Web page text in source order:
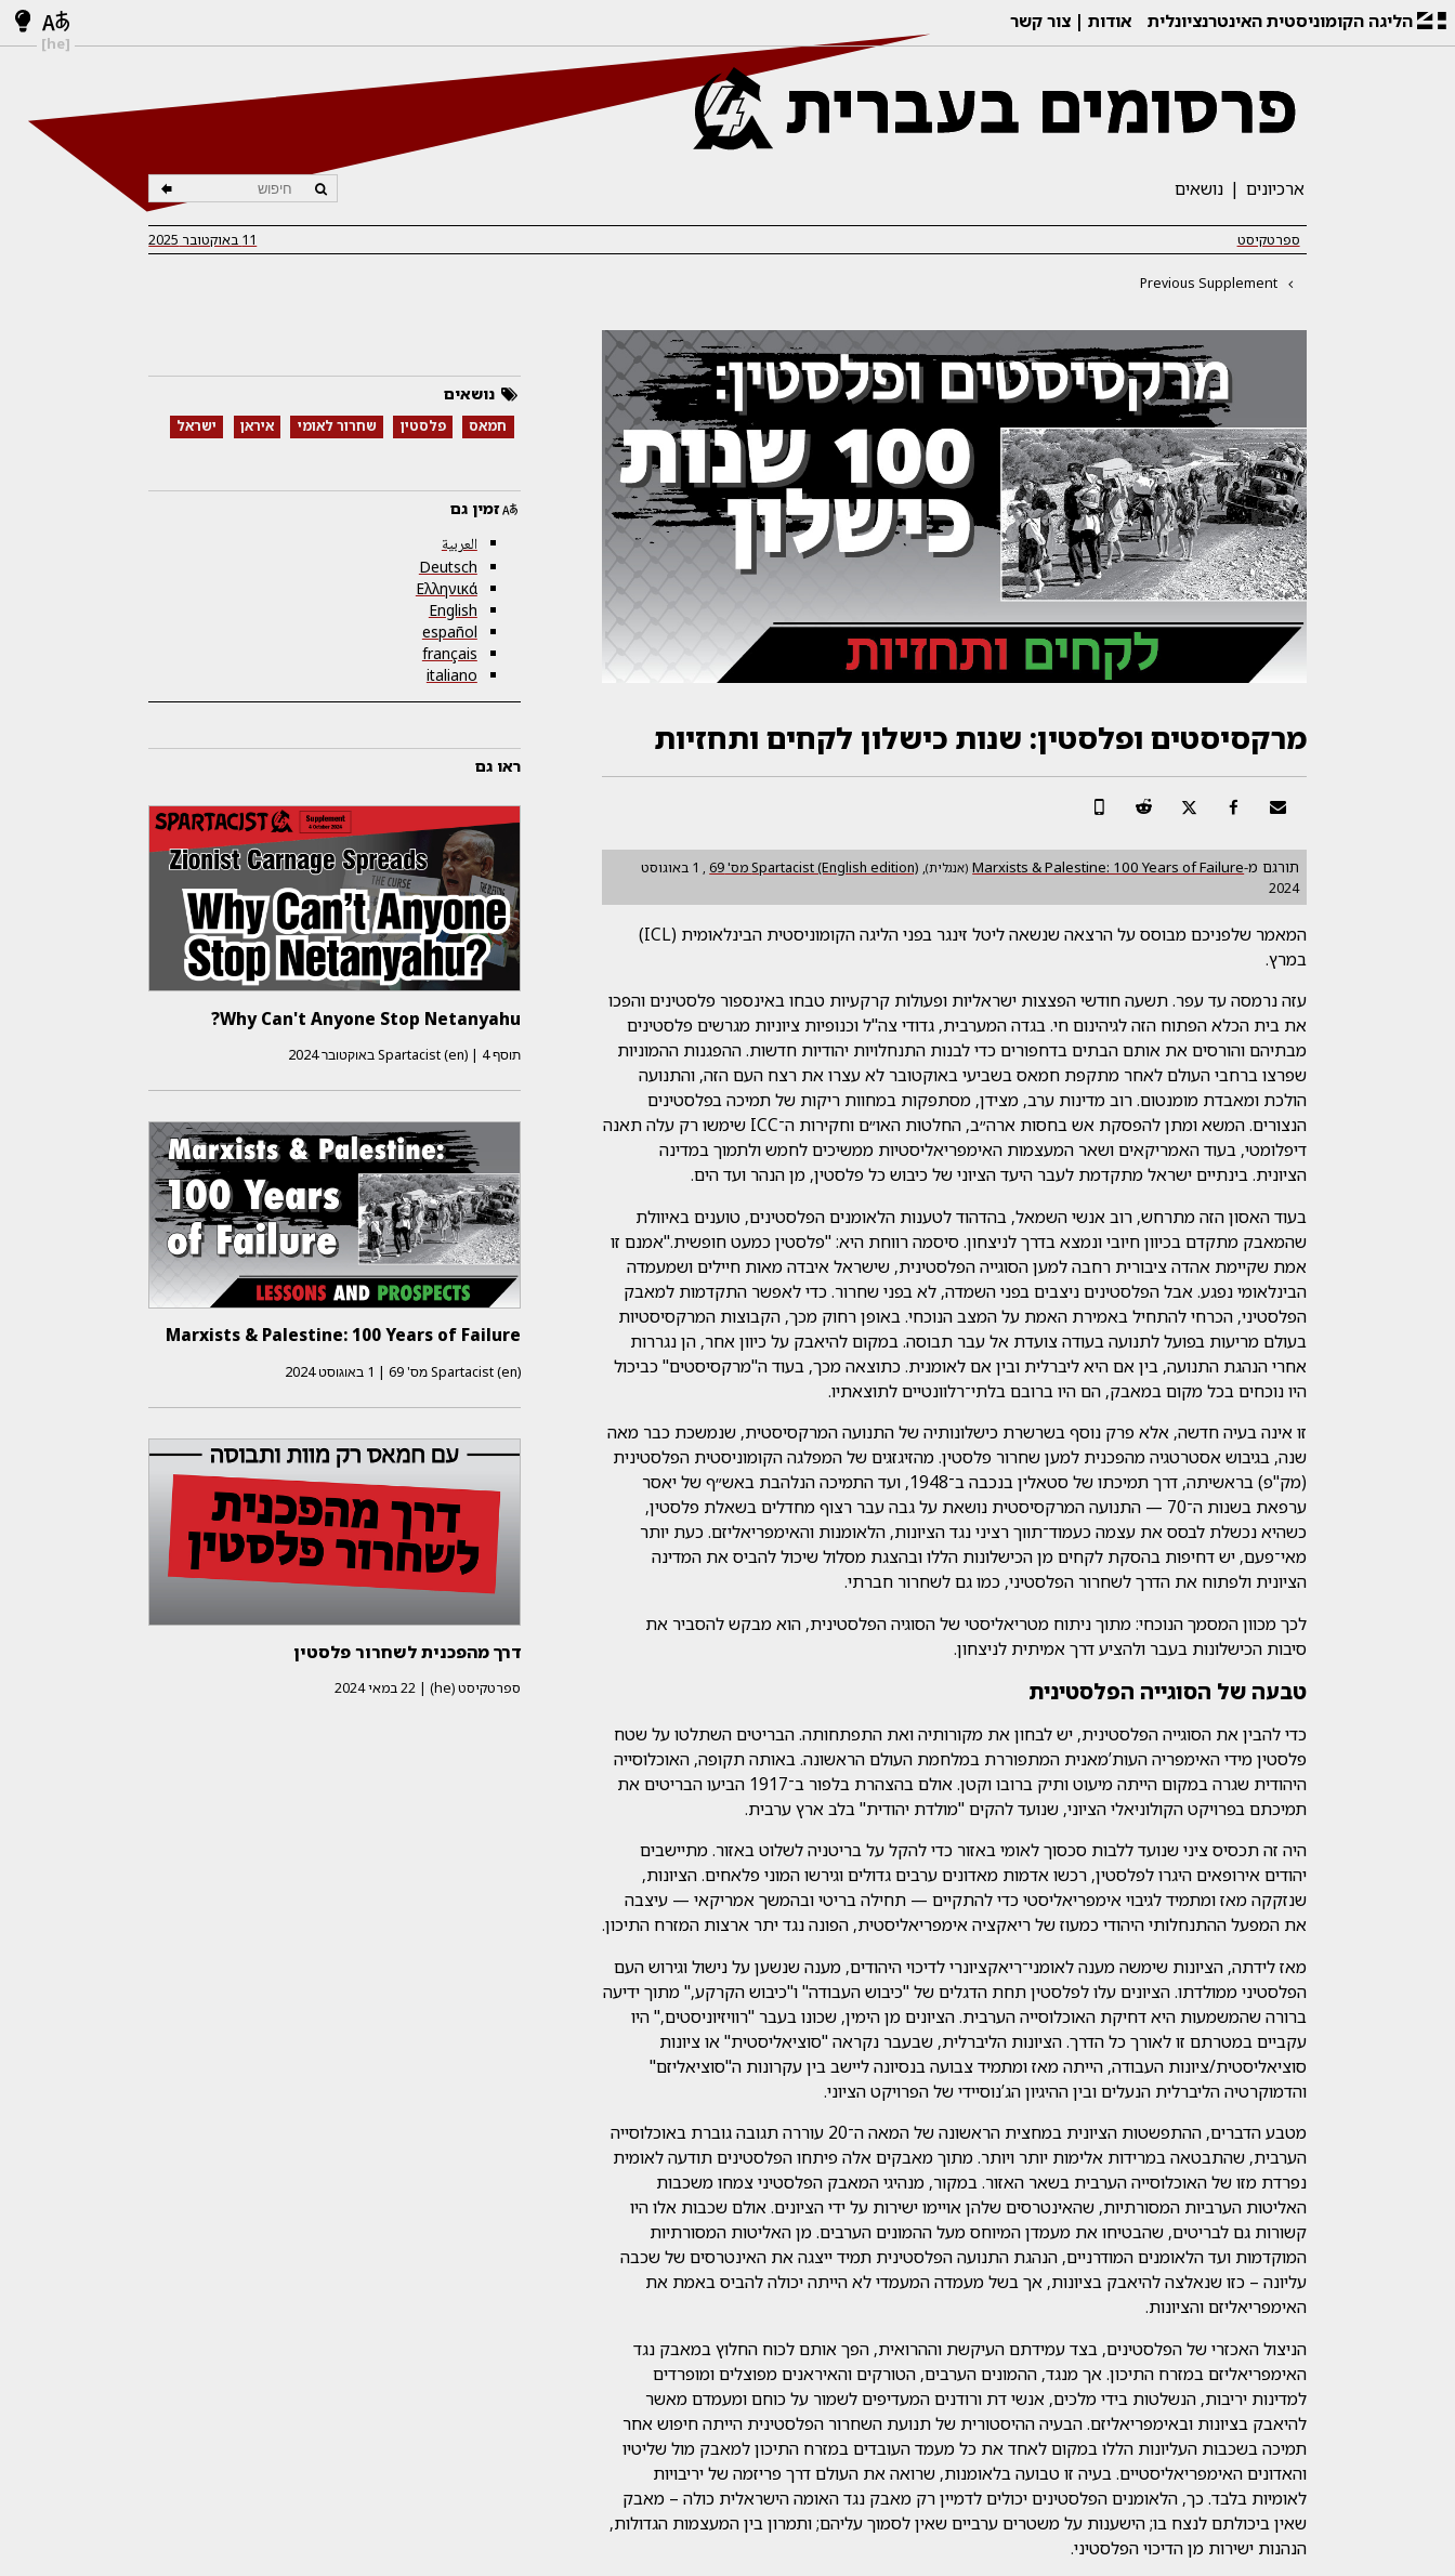
הליגה הקומוניסטית האינטרנציונלית אודות צור קשר
[he]
ארכיונים נושאים
ספרטקיסט 11 באוקטובר 2025
Previous Supplement
מרקסיסטים ופלסטין: שנות כישלון לקחים ותחזיות
תורגם מ-Marxists & Palestine: 100 Years of Failure (אנגלית),
Spartacist (English edition) מס'69
,
1 באוגוסט
2024
המאמר שלפניכם מבוסס על הרצאה שנשאה ליטל זינגר בפני הליגה הקומוניסטית הבינלאומית (ICL)
במרץ.
עזה נרמסה עד עפר. תשעה חודשי הפצצות ישראליות ופעולות קרקעיות טבחו באינספור פלסטינים והפכו
את בית הכלא הפתוח הזה לגיהינום חי. בגדה המערבית, גדודי צה"ל וכנופיות ציוניות מגרשים פלסטינים
מבתיהם והורסים את אותם הבתים בדחפורים כדי לבנות התנחלויות יהודיות חדשות. ההפגנות ההמוניות
שפרצו ברחבי העולם לאחר מתקפת חמאס בשביעי באוקטובר לא עצרו את רצח העם הזה, והתנועה
הולכת ומאבדת מומנטום. רוב מדינות ערב, מצידן, מסתפקות במחוות ריקות של תמיכה בפלסטינים
הנצורים. המשא ומתן להפסקת אש בחסות ארה״ב, החלטות האו״ם וחקירות ה־ICC שימשו רק עלה תאנה
דיפלומטי, בעוד האמריקאים ושאר המעצמות האימפריאליסטיות ממשיכים לחמש ולתמוך במדינה
הציונית. בינתיים ישראל מתקדמת לעבר היעד הציוני של כיבוש כל פלסטין, מן הנהר ועד הים.
בעוד האסון הזה מתרחש, רוב אנשי השמאל, בהדהוד לטענות הלאומנים הפלסטינים, טוענים באיוולת
שהמאבק מתקדם בכיוון חיובי ונמצא בדרך לניצחון. סיסמה רווחת היא: "פלסטין כמעט חופשית."אמנם זו
אמת שקיימת אהדה ציבורית רחבה למען הסוגייה הפלסטינית, שישראל איבדה מאות חיילים ושמעמדה
הבינלאומי נפגע. אבל הפלסטינים ניצבים בפני השמדה, לא בפני שחרור. כדי לאפשר התקדמות למאבק
הפלסטיני, הכרחי להתחיל באמירת האמת על המצב הנוכחי. באופן רחוק מכך, הקבוצות המרקסיסטיות
בעולם מריעות בפועל לתנועה בעודה צועדת אל עבר תבוסה. במקום להיאבק על כיוון אחר, הן נגררות
אחרי הנהגת התנועה, בין אם היא ליברלית ובין אם לאומנית. כתוצאה מכך, בעוד ה"מרקסיסטים" כביכול
היו נוכחים בכל מקום במאבק, הם היו ברובם בלתי־רלוונטיים לתוצאתיו.
זו אינה בעיה חדשה, אלא פרק נוסף בשרשרת כישלונותיה של התנועה המרקסיסטית, שנמשכת כבר מאה
שנה, בגיבוש אסטרטגיה מהפכנית למען שחרור פלסטין. מהזיגזגים של המפלגה הקומוניסטית הפלסטינית
(מק"פ) בראשיתה, דרך תמיכתו של סטאלין בנכבה ב־1948, ועד התמיכה הנלהבת באש״ף של יאסר
ערפאת בשנות ה־70 — התנועה המרקסיסטית נושאת על גבה עבר רצוף מחדלים בשאלת פלסטין,
כשהיא נכשלת לבסס את עצמה כעמוד־תווך רציני נגד הציונות, הלאומנות והאימפריאליזם. כעת יותר
מאי־פעם, יש דחיפות בהסקת לקחים מן הכישלונות הללו ובהצגת מסלול שיכול להביס את המדינה
הציונית ולפתוח את הדרך לשחרור הפלסטיני, כמו גם לשחרור חברתי.
לכך מכוון המסמך הנוכחי: מתוך ניתוח מטריאליסטי של הסוגיה הפלסטינית, הוא מבקש להסביר את
סיבות הכישלונות בעבר ולהציע דרך אמיתית לניצחון.
טבעה של הסוגייה הפלסטינית
כדי להבין את הסוגייה הפלסטינית, יש לבחון את מקורותיה ואת התפתחותה. הבריטים השתלטו על שטח
פלסטין מידי האימפריה העות’מאנית המתפוררת במלחמת העולם הראשונה. באותה תקופה, האוכלוסייה
היהודית שגרה במקום הייתה מיעוט ותיק ברובו וקטן. אולם בהצהרת בלפור ב־1917 הביעו הבריטים את
תמיכתם בפרויקט הקולוניאלי הציוני, שנועד להקים "מולדת יהודית" בלב ארץ ערבית.
היה זה תכסיס ציני שנועד ללבות סכסוך לאומי באזור כדי להקל על בריטניה לשלוט באזור. מתיישבים
יהודים אירופאים היגרו לפלסטין, רכשו אדמות מאדונים ערבים גדולים וגירשו המוני פלאחים. הציונות,
שנזקקה מאז ומתמיד לגיבוי אימפריאליסטי כדי להתקיים — תחילה בריטי ובהמשך אמריקאי — עיצבה
את המפעל ההתנחלותי היהודי כמעוז של ריאקציה אימפריאליסטית, הפונה נגד יתר ארצות המזרח התיכון.
מאז לידתה, הציונות שימשה מענה לאומני־ריאקציונרי לדיכוי היהודים, מענה שנשען על נישול וגירוש העם
הפלסטיני ממולדתו. הציונים עלו לפלסטין תחת הדגלים של "כיבוש העבודה" ו"כיבוש הקרקע," מתוך ידיעה
ברורה שהמשמעות היא דחיקת האוכלוסייה הערבית. הציונים מן הימין, שכונו בעבר "רוויזיוניסטים," היו
עקביים במטרתם זו לאורך כל הדרך. הציונות הליברלית, שבעבר נקראה "סוציאליסטית" או ציונות
סוציאליסטית/ציונות העבודה, הייתה מאז ומתמיד צבועה בנסיונה ליישב בין עקרונות ה"סוציאליזם"
והדמוקרטיה הליברלית הנעלים ובין ההיגיון הג’נוסיידי של הפרויקט הציוני.
מטבע הדברים, ההתפשטות הציונית במחצית הראשונה של המאה ה־20 עוררה תגובה גוברת באוכלוסייה
הערבית, שהתבטאה במרידות אלימות יותר ויותר. מתוך מאבקים אלה פיתחו הפלסטינים תודעה לאומית
נפרדת מזו של האוכלוסייה הערבית בשאר האזור. במקור, מנהיגי המאבק הפלסטיני צמחו משכבות
האליטות הערביות המסורתיות, שהאינטרסים שלהן אויימו ישירות על ידי הציונים. אולם שכבות אלו היו
קשורות גם לבריטים, שהבטיחו את מעמדן המיוחס מעל ההמונים הערבים. מן האליטות המסורתיות
המוקדמות ועד הלאומנים המודרניים, הנהגת התנועה הפלסטינית תמיד ייצגה את האינטרסים של שכבה
עליונה – כזו שנאלצה להיאבק בציונות, אך בשל מעמדה המעמדי לא הייתה יכולה להביס באמת את
האימפריאליזם והציונות.
הניצול האכזרי של הפלסטינים, בצד עמידתם העיקשת וההרואית, הפך אותם לכוח החלוץ במאבק נגד
האימפריאליזם במזרח התיכון. אך מנגד, ההמונים הערבים, הטורקים והאיראנים מפוצלים ומופרדים
למדינות יריבות, הנשלטות בידי מלכים, אנשי דת ורודנים המעדיפים לשמור על כוחם ומעמדם מאשר
להיאבק בציונות ובאימפריאליזם. הבעיה ההיסטורית של תנועת השחרור הפלסטינית הייתה חיפוש אחר
תמיכה בשכבות העליונות הללו במקום לאחד את כל מעמד העובדים במזרח התיכון למאבק מול שליטיו
והאדונים האימפריאליסטיים. בעיה זו טבועה בלאומנות, שרואה את העולם דרך פריזמה של יריבויות
לאומיות בלבד. כך, הלאומנים הפלסטינים יכולים לדמיין רק מאבק נגד האומה הישראלית כולה – מאבק
שאין ביכולתם לנצח בו; הישענות על משטרים ערביים שאין לסמוך עליהם; ותמרון בין המעצמות הגדולות,
הנהנות ישירות מן הדיכוי הפלסטיני.
נושאים
חמאס פלסטין שחרור לאומי איראן ישראל
זמין גם
العربية
Deutsch
Ελληνικά
English
español
français
italiano
ראו גם
Why Can't Anyone Stop Netanyahu?
תוסף Spartacist (en) | 4 באוקטובר 2024
Marxists & Palestine: 100 Years of Failure
Spartacist (en)מס'69
| 1 באוגוסט 2024
דרך מהפכנית לשחרור פלסטין
ספרטקיסט (he) | 22 במאי 2024